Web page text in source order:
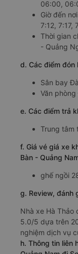
06:00,
Giờ đến
7:12, 7:17,
Thời gian
- Quảng
d. Các điểm đón
Sân bay
Văn
e. Các điểm trả
Trung tâm
f. Giá vé giá xe
Bàn - Quảng
ghế ngồi
g. Review, đánh
Nhà xe Hà Thảo
5.0/5 dựa trên
nghiệm dịch vụ
h. Thông tin liên